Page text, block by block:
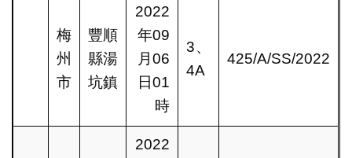
梅
州
市
豐順
縣湯
坑鎮
2022
年09
月06
日01
時
3、
4A
425/A/SS/2022
2022